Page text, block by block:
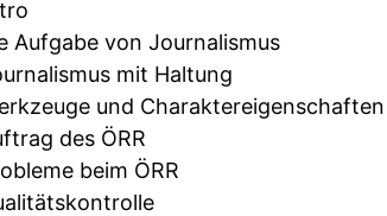
Aufgabe von Journalismus
mit Haltung
und
des ÖRR
beim ÖRR